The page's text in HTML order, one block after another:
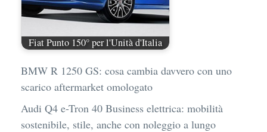
Fiat Punto 150° per l'Unità d'Italia
BMW R 1250 GS: cosa cambia davvero con uno
scarico aftermarket omologato
Audi Q4 e-Tron 40 Business elettrica: mobilità
sostenibile, stile, anche con noleggio a lungo